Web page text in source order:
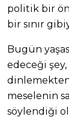
politik bir
bir sınır
Bugün
edeceği
meselenin
söylendiği